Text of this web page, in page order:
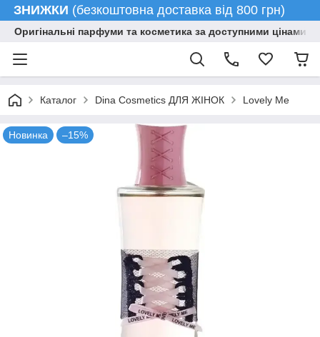
ЗНИЖКИ (безкоштовна доставка від 800 грн)
Оригінальні парфуми та косметика за доступними цінами
Каталог Dina Cosmetics ДЛЯ ЖІНОК Lovely Me
Новинка –15%